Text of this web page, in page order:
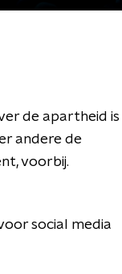
de apartheid is
andere de
voorbij.
social media